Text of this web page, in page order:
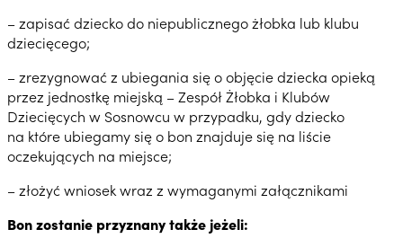
– zapisać dziecko do niepublicznego żłobka lub klubu
dziecięcego;
– zrezygnować z ubiegania się o objęcie dziecka opieką
przez jednostkę miejską – Zespół Żłobka i Klubów
Dziecięcych w Sosnowcu w przypadku, gdy dziecko
na które ubiegamy się o bon znajduje się na liście
oczekujących na miejsce;
– złożyć wniosek wraz z wymaganymi załącznikami
Bon zostanie przyznany także jeżeli: